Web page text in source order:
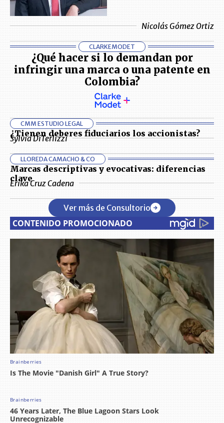
Nicolás Gómez Ortiz
CLARKEMODET
¿Qué hacer si lo demandan por
infringir una marca o una patente en
Colombia?
CMM ESTUDIO LEGAL
¿Tienen deberes fiduciarios los accionistas?
Sylvia DiTerlizzi
LLOREDA CAMACHO & CO
Marcas descriptivas y evocativas: diferencias
clave
Erika Cruz Cadena
Ver más de Consultorio